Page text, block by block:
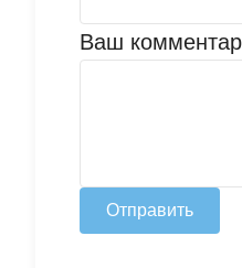
Ваш
Отправить